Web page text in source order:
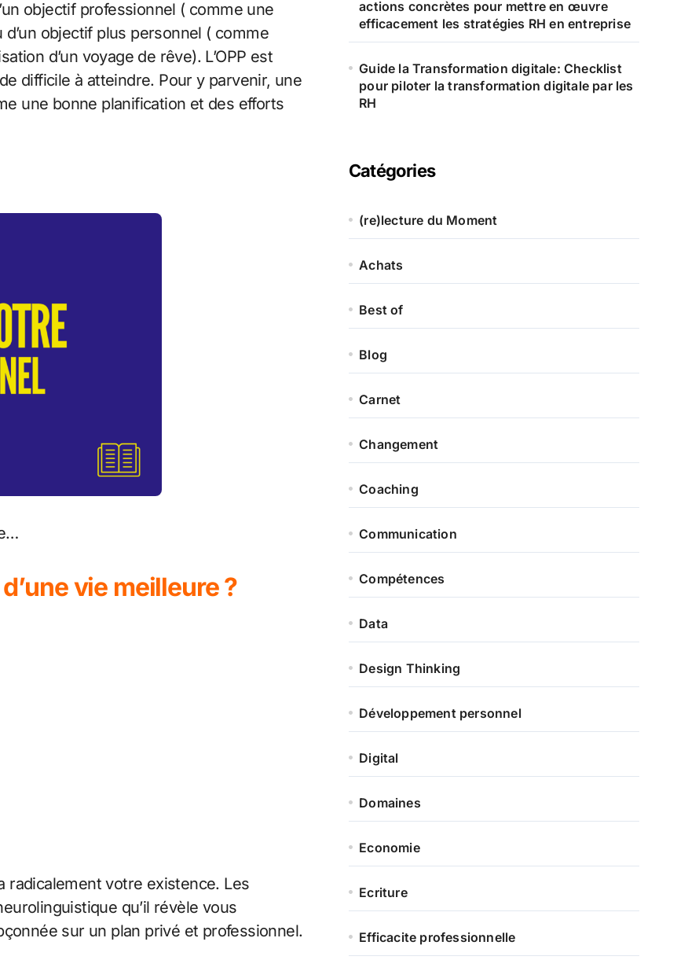
objectif professionnel ( comme une
objectif plus personnel ( comme
d’un voyage de rêve). L’OPP est
difficile à atteindre. Pour y parvenir, une
une bonne planification et des efforts
vie meilleure ?
radicalement votre existence. Les
qu’il révèle vous
sur un plan privé et professionnel.
actions concrètes pour mettre en œuvre
efficacement les stratégies RH en entreprise
Guide la Transformation digitale: Checklist
pour piloter la transformation digitale par les
RH
Catégories
(re)lecture du Moment
Achats
Best of
Blog
Carnet
Changement
Coaching
Communication
Compétences
Data
Design Thinking
Développement personnel
Digital
Domaines
Economie
Ecriture
Efficacite professionnelle